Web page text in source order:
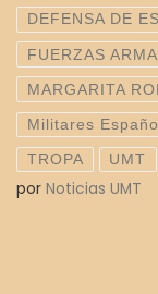
DEFENSA DE
FUERZAS
MARGARITA
Militares
TROPA UMT
por Noticias UMT